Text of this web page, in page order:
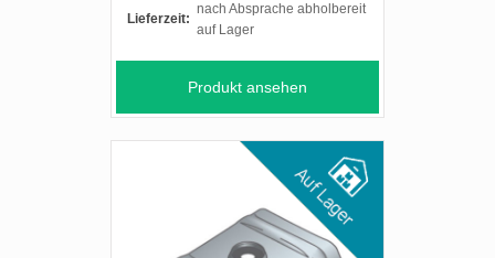
Lieferzeit:
nach Absprache abholbereit
auf Lager
Produkt ansehen